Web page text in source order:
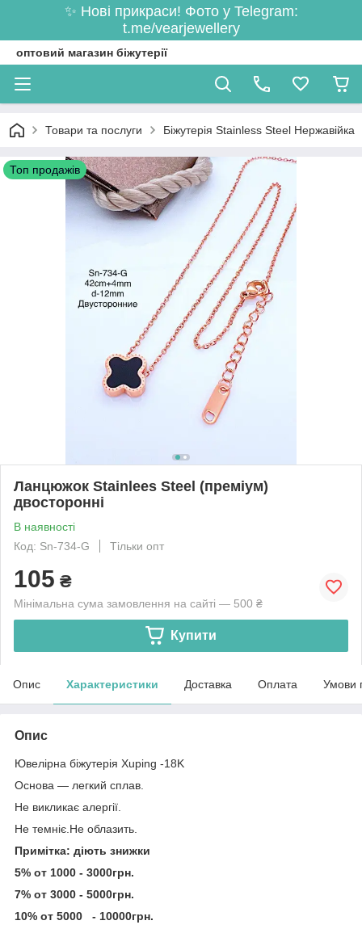
✨ Нові прикраси! Фото у Telegram:
t.me/vearjewellery
оптовий магазин біжутерії
Товари та послуги Біжутерія Stainless Steel Нержавійка
Топ продажів
Ланцюжок Stainlees Steel (преміум)
двосторонні
В наявності
Код: Sn-734-G
Тільки опт
105 ₴
Мінімальна сума замовлення на сайті — 500 ₴
Купити
Опис Характеристики Доставка Оплата Умови
Опис
Ювелірна біжутерія Xuping -18K
Основа — легкий сплав.
Не викликає алергії.
Не темніє.Не облазить.
Примітка: діють знижки
5% от 1000 - 3000грн.
7% от 3000 - 5000грн.
10% от 5000 - 10000грн.